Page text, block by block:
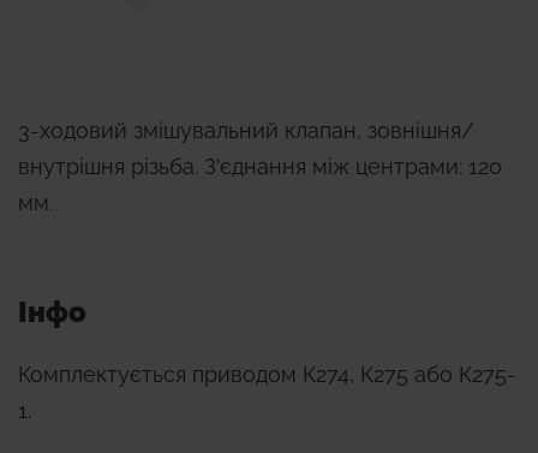
3-ходовий змішувальний клапан, зовнішня/
внутрішня різьба. З'єднання між центрами: 120
мм.
Інфо
Комплектується приводом К274, К275 або К275-
1.